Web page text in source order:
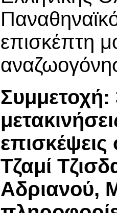
επισκέπτη
Συμμετοχή:
Τζαμί
Αδριανού,